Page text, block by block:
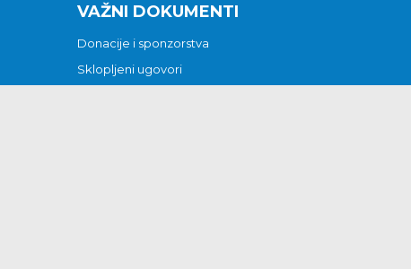
VAŽNI DOKUMENTI
Donacije i sponzorstva
Sklopljeni ugovori